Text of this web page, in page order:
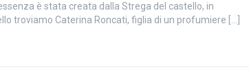
è stata creata dalla Strega del castello, in
troviamo Caterina Roncati, figlia di un profumiere […]